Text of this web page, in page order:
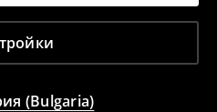
(Bulgaria)